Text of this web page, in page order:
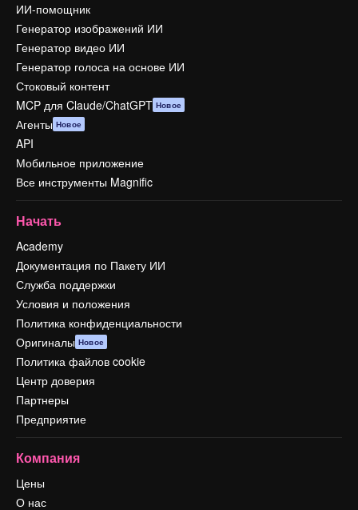
ИИ-помощник
Генератор изображений ИИ
Генератор видео ИИ
Генератор голоса на основе ИИ
Стоковый контент
MCP для Claude/ChatGPT Новое
Агенты Новое
API
Мобильное приложение
Все инструменты Magnific
Начать
Academy
Документация по Пакету ИИ
Служба поддержки
Условия и положения
Политика конфиденциальности
Оригиналы Новое
Политика файлов cookie
Центр доверия
Партнеры
Предприятие
Компания
Цены
О нас